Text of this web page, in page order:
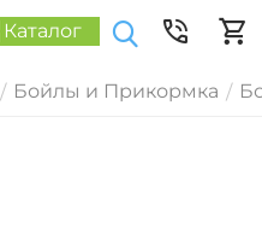
Каталог
/ Бойлы и Прикормка /